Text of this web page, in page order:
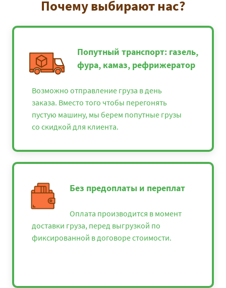
Почему выбирают нас?
Попутный транспорт: газель,
фура, камаз, рефрижератор
Возможно отправление груза в день
заказа. Вместо того чтобы перегонять
пустую машину, мы берем попутные грузы
со скидкой для клиента.
Без предоплаты и переплат
Оплата производится в момент
доставки груза, перед выгрузкой по
фиксированной в договоре стоимости.